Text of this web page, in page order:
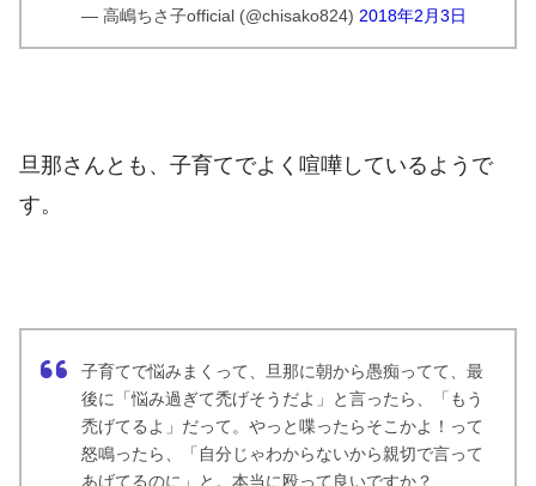
— 高嶋ちさ子official (@chisako824) 2018年2月3日
旦那さんとも、子育てでよく喧嘩しているようで
す。
子育てで悩みまくって、旦那に朝から愚痴ってて、最
後に「悩み過ぎて禿げそうだよ」と言ったら、「もう
禿げてるよ」だって。やっと喋ったらそこかよ！って
怒鳴ったら、「自分じゃわからないから親切で言って
あげてるのに」と。本当に殴って良いですか？